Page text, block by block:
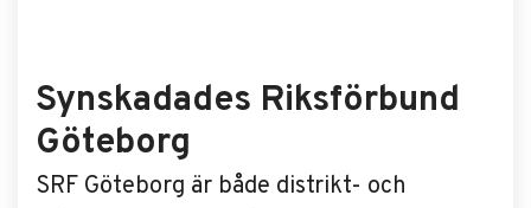
Synskadades Riksförbund
Göteborg
SRF Göteborg är både distrikt- och